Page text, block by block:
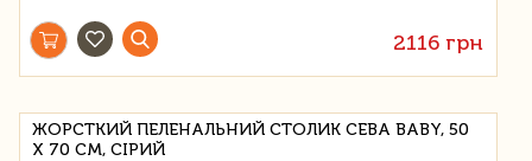
2116 грн
ЖОРСТКИЙ ПЕЛЕНАЛЬНИЙ СТОЛИК CEBA BABY, 50
Х 70 СМ, СІРИЙ